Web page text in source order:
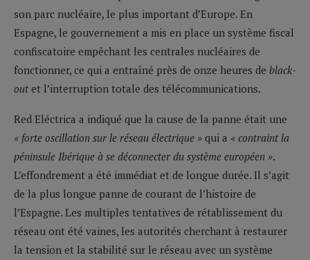
son parc nucléaire, le plus important d’Europe. En
Espagne, le gouvernement a mis en place un système fiscal
confiscatoire empêchant les centrales nucléaires de
fonctionner, ce qui a entraîné près de onze heures de black-
out et l’interruption totale des télécommunications.
Red Eléctrica a indiqué que la cause de la panne était une
« forte oscillation sur le réseau électrique » qui a « contraint la
péninsule Ibérique à se déconnecter du système européen ».
L’effondrement a été immédiat et de longue durée. Il s’agit
de la plus longue panne de courant de l’histoire de
l’Espagne. Les multiples tentatives de rétablissement du
réseau ont été vaines, les autorités cherchant à restaurer
la tension et la stabilité sur le réseau avec un système